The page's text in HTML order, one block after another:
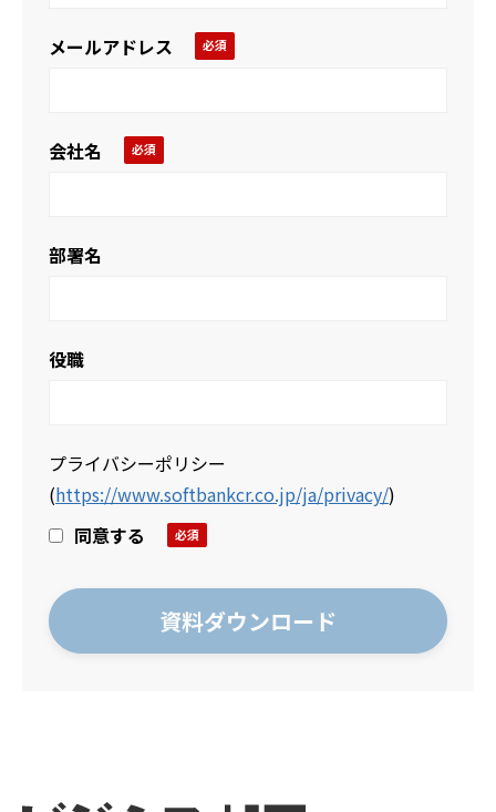
メールアドレス
会社名
部署名
役職
プライバシーポリシー
(https://www.softbankcr.co.jp/ja/privacy/)
同意する